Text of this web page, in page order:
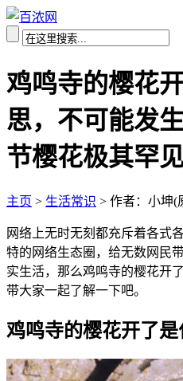
鸡鸣寺的樱花
思，不可能发
节樱花极其罕
主页 > 生活常识 > 作者：小坤(
网络上无时无刻都充斥着各式
特的网络生态圈，给无数网民
实生活，那么鸡鸣寺的樱花开
带大家一起了解一下吧。
鸡鸣寺的樱花开了